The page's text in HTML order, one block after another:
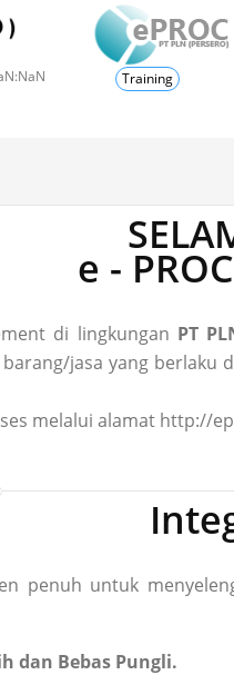
Training
e -
di lingkungan PT
jasa yang berlaku
melalui alamat http://
penuh untuk
dan Bebas Pungli.